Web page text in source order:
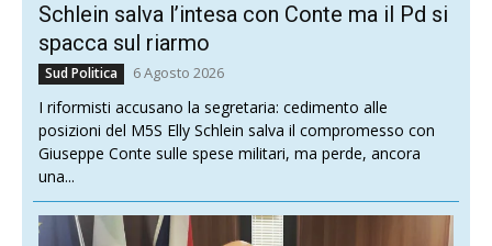
Schlein salva l’intesa con Conte ma il Pd si
spacca sul riarmo
Sud Politica 6 Agosto 2026
I riformisti accusano la segretaria: cedimento alle
posizioni del M5S Elly Schlein salva il compromesso con
Giuseppe Conte sulle spese militari, ma perde, ancora
una...